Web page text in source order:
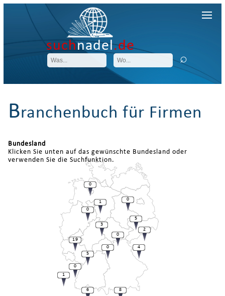
suchnadel.de
Branchenbuch für Firmen
Bundesland
Klicken Sie unten auf das gewünschte Bundesland oder
verwenden Sie die Suchfunktion.
4
2
19
5
0
0
1
0
0
3
1
5
0
6
0
8